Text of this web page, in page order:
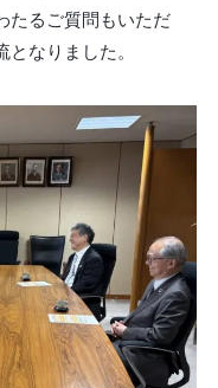
たるご質問もいただ
なりました。